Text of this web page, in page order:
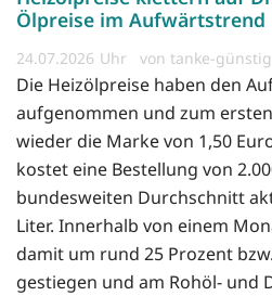
Ölpreise im Aufwärtstrend
24.07.2026 von tanke-
Die Heizölpreise haben den
aufgenommen und zum
wieder die Marke von 1,50
kostet eine Bestellung von
bundesweiten Durchschnitt
Liter. Innerhalb von einem
damit um rund 25 Prozent
gestiegen und am Rohöl- und